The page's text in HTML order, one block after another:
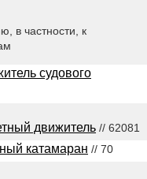
в частности, к
судового
движитель // 62081
катамаран // 70